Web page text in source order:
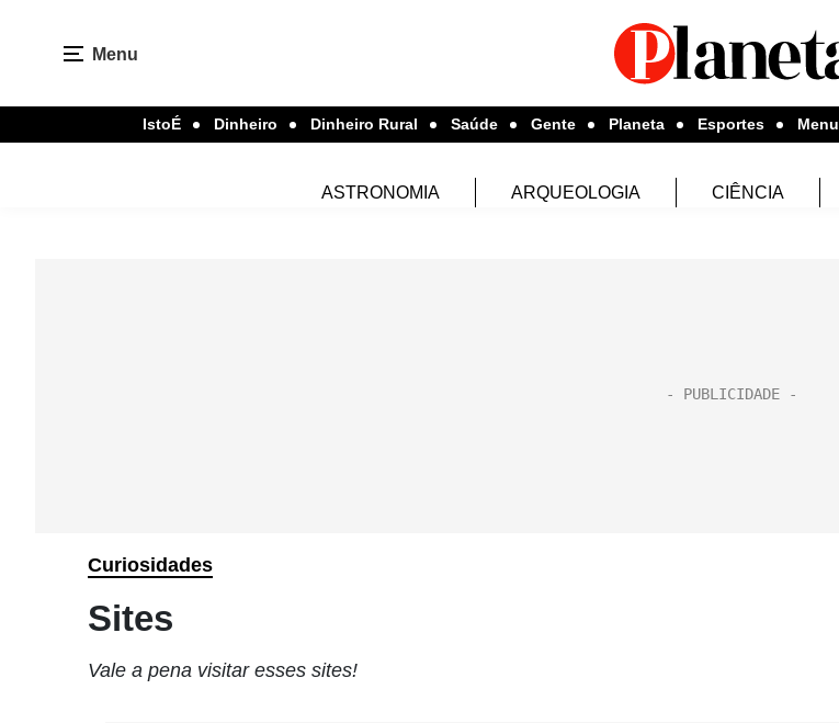
Menu
IstoÉ Dinheiro Dinheiro Rural Saúde Gente Planeta Esportes Menu
ASTRONOMIA ARQUEOLOGIA CIÊNCIA
Curiosidades
Sites
Vale a pena visitar esses sites!